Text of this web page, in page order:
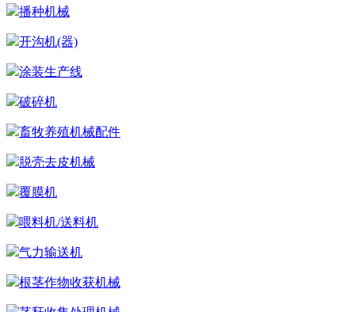
搂草机、拾草机
播种机械
开沟机(器)
涂装生产线
破碎机
畜牧养殖机械配件
脱壳去皮机械
覆膜机
喂料机/送料机
气力输送机
根茎作物收获机械